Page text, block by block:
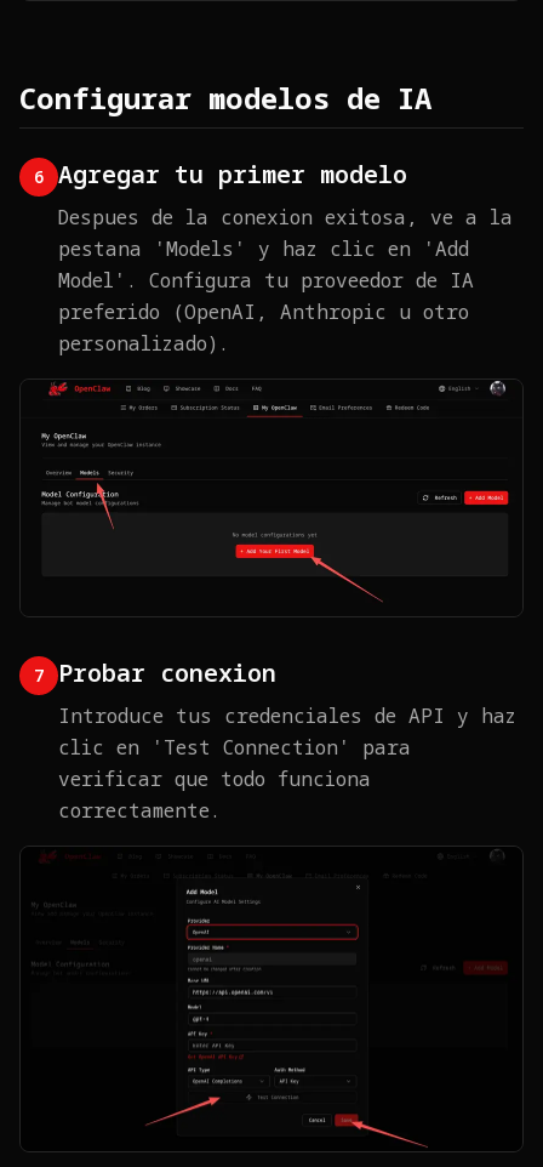
Configurar modelos de IA
6 Agregar tu primer modelo
Despues de la conexion exitosa, ve a la
pestana 'Models' y haz clic en 'Add
Model'. Configura tu proveedor de IA
preferido (OpenAI, Anthropic u otro
personalizado).
7 Probar conexion
Introduce tus credenciales de API y haz
clic en 'Test Connection' para
verificar que todo funciona
correctamente.